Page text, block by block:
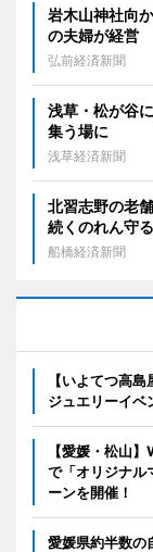
岩木山神社向
の夫婦が経営
弘前経済新聞
浅草・松が谷
集う場に
浅草経済新聞
北習志野の老
続くのれん守る
船橋経済新聞
【いよてつ高
ジュエリーイベ
【愛媛・松山
で「オリジナ
ーンを開催！
愛媛県約半数の